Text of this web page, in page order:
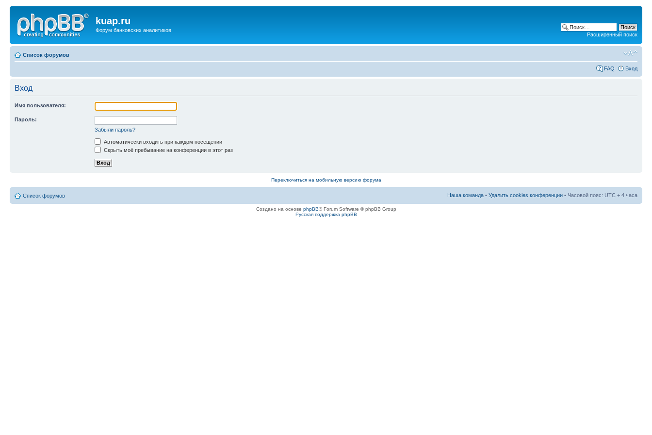
kuap.ru
Форум банковских аналитиков
Расширенный поиск
Список форумов
FAQ Вход
Вход
Имя пользователя:
Пароль:
Забыли пароль?
Автоматически входить при каждом посещении
Скрыть моё пребывание на конференции в этот раз
Переключиться на мобильную версию форума
Список форумов Наша команда • Удалить cookies конференции • Часовой пояс: UTC + 4 часа
Создано на основе phpBB® Forum Software © phpBB Group
Русская поддержка phpBB